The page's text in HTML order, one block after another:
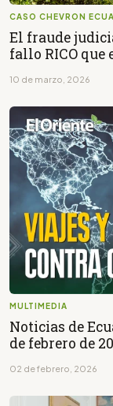
CASO CHEVRON
El fraude
fallo RICO que
10 de marzo, 2026
MULTIMEDIA
Noticias de
de febrero de
02 de febrero, 2026